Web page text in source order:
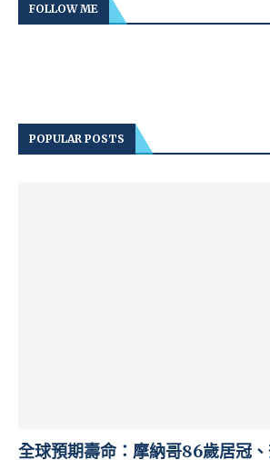
FOLLOW ME
POPULAR POSTS
全球預期壽命：摩納哥86歲居冠